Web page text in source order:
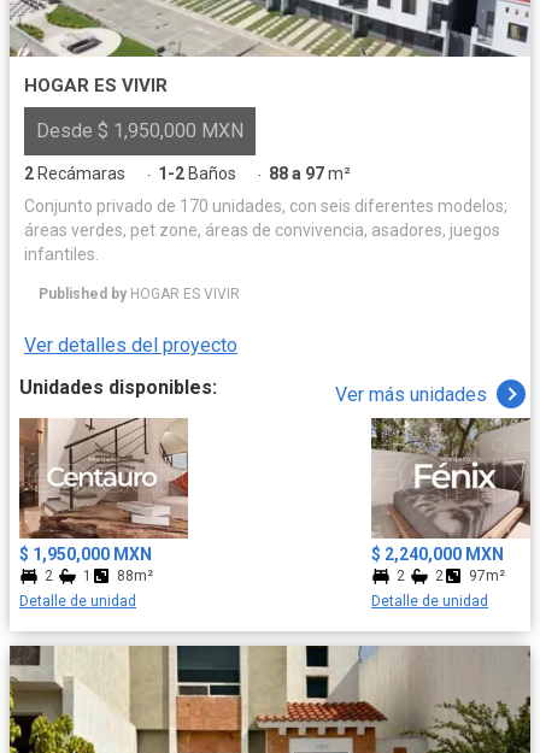
HOGAR ES VIVIR
Desde $ 1,950,000 MXN
2 Recámaras · 1-2 Baños · 88 a 97m²
Conjunto privado de 170 unidades, con seis diferentes modelos;
áreas verdes, pet zone, áreas de convivencia, asadores, juegos
infantiles.
Published by HOGAR ES VIVIR
Ver detalles del proyecto
Unidades disponibles:
Ver más unidades
$ 1,950,000 MXN
2 1
88m²
Detalle de unidad
$ 2,240,000 MXN
2 2
97m²
Detalle de unidad